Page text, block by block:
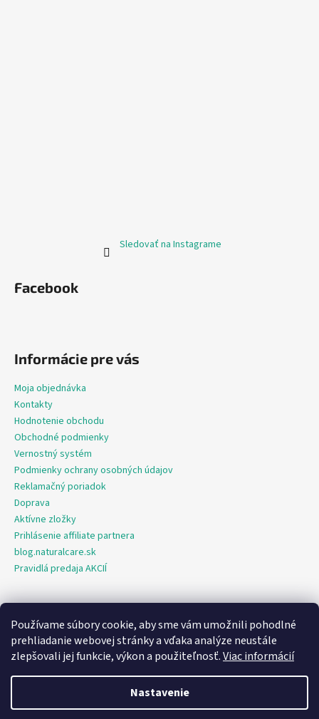
Používame súbory cookie, aby sme vám umožnili pohodlné
prehliadanie webovej stránky a vďaka analýze neustále
zlepšovali jej funkcie, výkon a použiteľnosť.Viac informácií
Nastavenie
Sledovať na Instagrame
Facebook
Informácie pre vás
Moja objednávka
Kontakty
Hodnotenie obchodu
Obchodné podmienky
Vernostný systém
Podmienky ochrany osobných údajov
Reklamačný poriadok
Doprava
Aktívne zložky
Prihlásenie affiliate partnera
blog.naturalcare.sk
Pravidlá predaja AKCIÍ
O marketing sa nám stará digitálna agentúra Consultee
Vytvoril Shoptet
NaturalCare.sk. Všetky práva vyhradené.
nastavenie cookies